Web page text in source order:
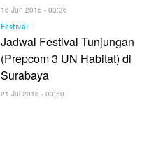
16 Jun 2016 - 03:36
Festival
Jadwal Festival Tunjungan
(Prepcom 3 UN Habitat) di
Surabaya
21 Jul 2016 - 03:50